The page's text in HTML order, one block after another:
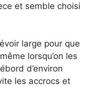
et semble choisi
large pour que
lorsqu’on les
d’environ
les accrocs et